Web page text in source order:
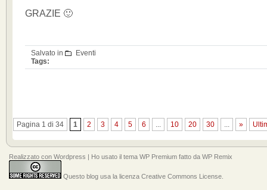
GRAZIE 🙂
Salvato in
Eventi
Tags:
Pagina 1 di 34 1 2 3 4 5 6 ... 10 20 30 ... »
Realizzato con Wordpress | Ho usato il tema WP Premium fatto da WP Remix
Questo blog usa la licenza Creative Commons License